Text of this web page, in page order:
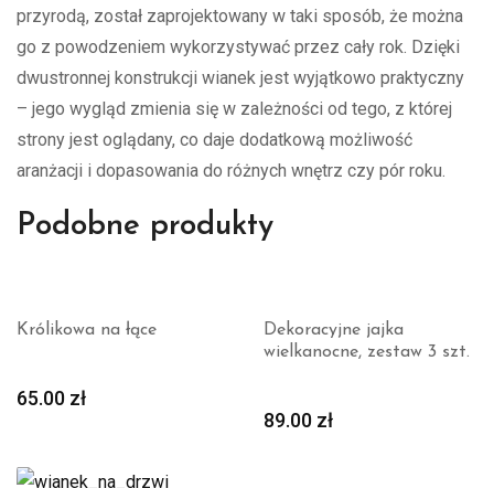
przyrodą, został zaprojektowany w taki sposób, że można
go z powodzeniem wykorzystywać przez cały rok. Dzięki
dwustronnej konstrukcji wianek jest wyjątkowo praktyczny
– jego wygląd zmienia się w zależności od tego, z której
strony jest oglądany, co daje dodatkową możliwość
aranżacji i dopasowania do różnych wnętrz czy pór roku.
Podobne produkty
Królikowa na łące
65.00 zł
Dekoracyjne jajka
wielkanocne, zestaw 3 szt.
89.00 zł